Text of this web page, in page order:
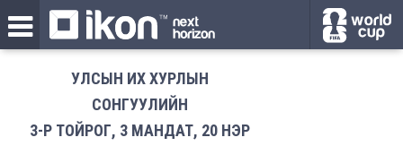
УЛСЫН ИХ ХУРЛЫН
СОНГУУЛИЙН
3-Р ТОЙРОГ, 3 МАНДАТ, 20 НЭР